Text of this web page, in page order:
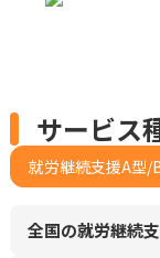
サービス
就労継続支援A型/
全国の就労継続